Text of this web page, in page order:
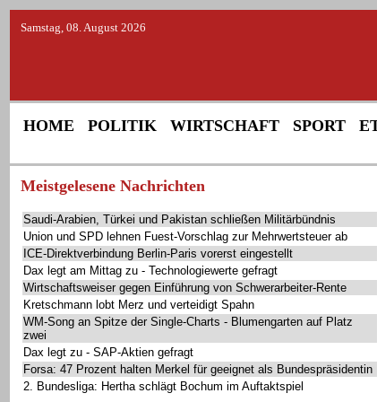
Samstag, 08. August 2026
HOME POLITIK WIRTSCHAFT SPORT
Meistgelesene Nachrichten
Saudi-Arabien, Türkei und Pakistan schließen Militärbündnis
Union und SPD lehnen Fuest-Vorschlag zur Mehrwertsteuer ab
ICE-Direktverbindung Berlin-Paris vorerst eingestellt
Dax legt am Mittag zu - Technologiewerte gefragt
Wirtschaftsweiser gegen Einführung von Schwerarbeiter-Rente
Kretschmann lobt Merz und verteidigt Spahn
WM-Song an Spitze der Single-Charts - Blumengarten auf Platz
zwei
Dax legt zu - SAP-Aktien gefragt
Forsa: 47 Prozent halten Merkel für geeignet als Bundespräsidentin
2. Bundesliga: Hertha schlägt Bochum im Auftaktspiel